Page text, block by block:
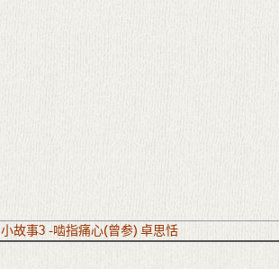
小故事3 -啮指痛心(曾参) 卓思恬